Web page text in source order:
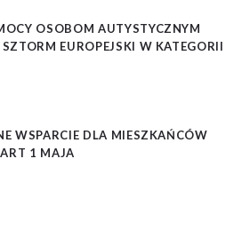
OSOBOM AUTYSTYCZNYM
EUROPEJSKI W KATEGORII
WSPARCIE DLA MIESZKAŃCÓW
1 MAJA